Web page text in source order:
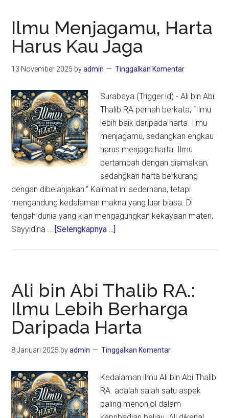
Ilmu Menjagamu, Harta
Harus Kau Jaga
13 November 2025 byadmin Tinggalkan Komentar
Surabaya (Trigger.id) - Ali bin Abi
Thalib RA pernah berkata, “Ilmu
lebih baik daripada harta. Ilmu
menjagamu, sedangkan engkau
harus menjaga harta. Ilmu
bertambah dengan diamalkan,
sedangkan harta berkurang
dengan dibelanjakan.” Kalimat ini sederhana, tetapi
mengandung kedalaman makna yang luar biasa. Di
tengah dunia yang kian mengagungkan kekayaan materi,
Sayyidina … [Selengkapnya ...]
Harus
Kau
Jaga
Ali bin Abi Thalib RA.:
Ilmu Lebih Berharga
Daripada Harta
8 Januari 2025 byadmin Tinggalkan Komentar
Kedalaman ilmu Ali bin Abi Thalib
RA. adalah salah satu aspek
paling menonjol dalam